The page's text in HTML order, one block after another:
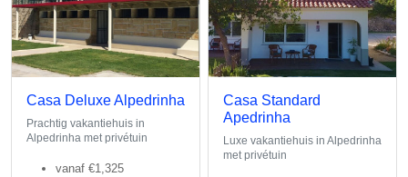
Casa Deluxe Alpedrinha
Prachtig vakantiehuis in
Alpedrinha met privétuin
vanaf €1,325
Casa Standard
Apedrinha
Luxe vakantiehuis in Alpedrinha
met privétuin